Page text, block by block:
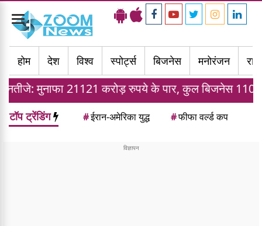
Toggle
navigation
होम
देश विश्व स्पोर्ट्स बिजनेस मनोरंजन
21121 करोड़ रुपये के पार, कुल बिजनेस 110 ट्रिलियन
टॉप ट्रेंडिंग #ईरान-अमेरिका युद्ध #फीफा वर्ल्ड कप